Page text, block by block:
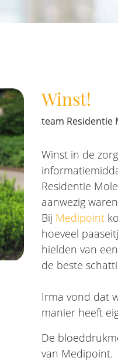
Winst!
team Residentie
Winst in de
Residentie
aanwezig
Bij Medipoint
hoeveel
hielden van
de beste
Irma vond dat
manier heeft
De
van Medipoint.